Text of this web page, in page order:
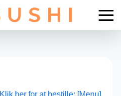
Klik her for at bestille: [Menu]